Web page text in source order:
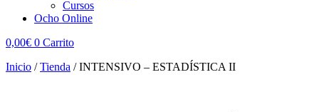
Cursos
Ocho Online
0,00€ 0 Carrito
Inicio /Tienda /INTENSIVO – ESTADÍSTICA II